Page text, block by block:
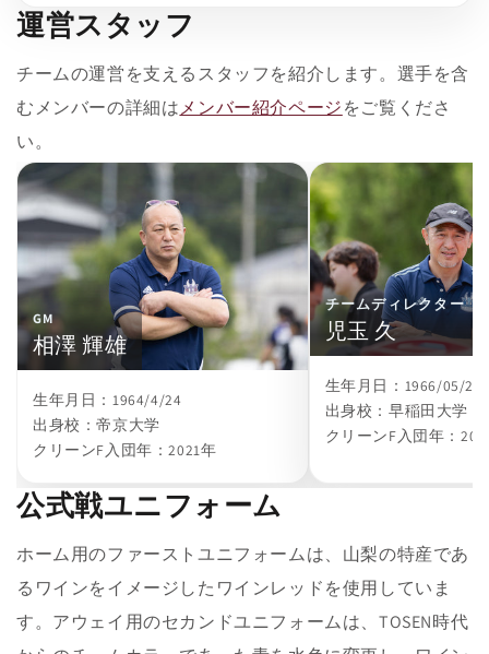
運営スタッフ
チームの運営を支えるスタッフを紹介します。選手を含
むメンバーの詳細はメンバー紹介ページをご覧くださ
い。
GM
相澤 輝雄
生年月日：1964/4/24
出身校：帝京大学
クリーンF入団年：2021年
チームディレクター
児玉 久
生年月日：1966/05/28
出身校：早稲田大学
クリーンF入団年：
公式戦ユニフォーム
ホーム用のファーストユニフォームは、山梨の特産であ
るワインをイメージしたワインレッドを使用していま
す。アウェイ用のセカンドユニフォームは、TOSEN時代